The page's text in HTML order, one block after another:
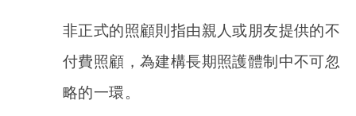
非正式的照顧則指由親人或朋友提供的不
付費照顧，為建構長期照護體制中不可忽
略的一環。